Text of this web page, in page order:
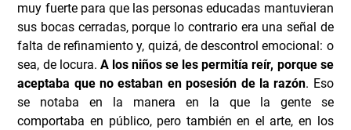
muy fuerte para que las personas educadas mantuvieran
sus bocas cerradas, porque lo contrario era una señal de
falta de refinamiento y, quizá, de descontrol emocional: o
sea, de locura. A los niños se les permitía reír, porque se
aceptaba que no estaban en posesión de la razón. Eso
se notaba en la manera en la que la gente se
comportaba en público, pero también en el arte, en los